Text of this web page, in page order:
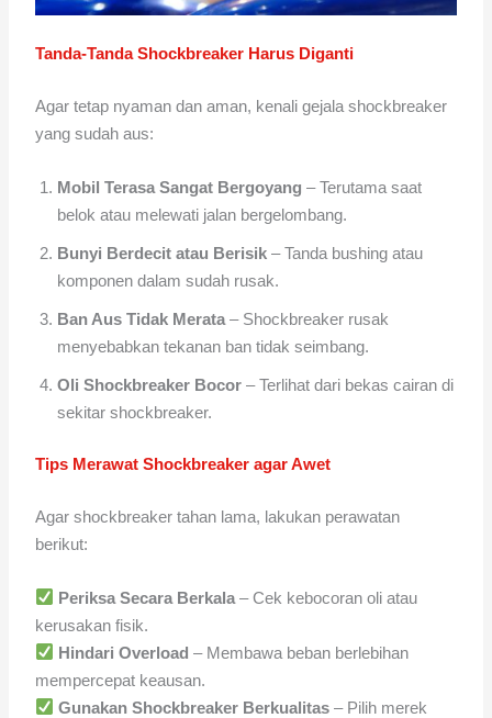
Tanda-Tanda Shockbreaker Harus Diganti
Agar tetap nyaman dan aman, kenali gejala shockbreaker
yang sudah aus:
Mobil Terasa Sangat Bergoyang – Terutama saat
belok atau melewati jalan bergelombang.
Bunyi Berdecit atau Berisik – Tanda bushing atau
komponen dalam sudah rusak.
Ban Aus Tidak Merata – Shockbreaker rusak
menyebabkan tekanan ban tidak seimbang.
Oli Shockbreaker Bocor – Terlihat dari bekas cairan di
sekitar shockbreaker.
Tips Merawat Shockbreaker agar Awet
Agar shockbreaker tahan lama, lakukan perawatan
berikut:
Periksa Secara Berkala – Cek kebocoran oli atau
kerusakan fisik.
Hindari Overload – Membawa beban berlebihan
mempercepat keausan.
Gunakan Shockbreaker Berkualitas – Pilih merek